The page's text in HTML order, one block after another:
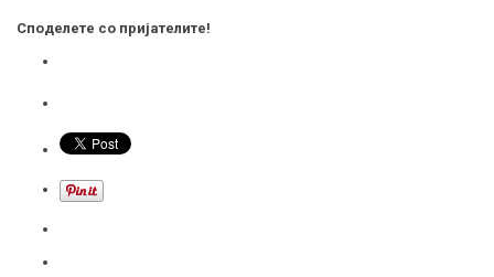
Споделете со пријателите!